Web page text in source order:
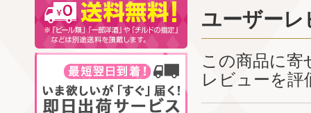
ユーザーレ
この商品に
レビューを評